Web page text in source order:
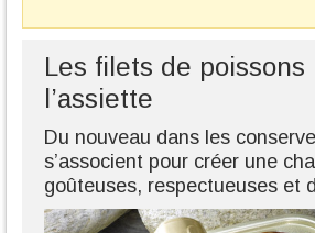
Les filets de
l’assiette
Du nouveau dans les
s’associent pour créer une
goûteuses, respectueuses et